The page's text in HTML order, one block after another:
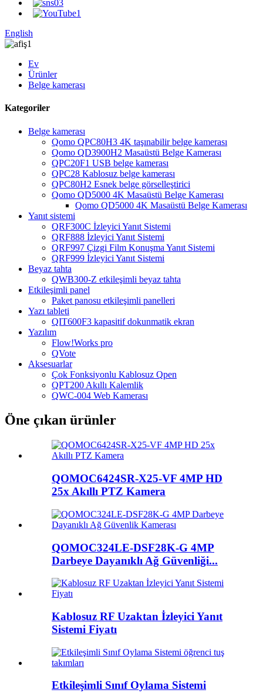
English
Ev
Ürünler
Belge kamerası
Kategoriler
Belge kamerası
Qomo QPC80H3 4K taşınabilir belge kamerası
Qomo QD3900H2 Masaüstü Belge Kamerası
QPC20F1 USB belge kamerası
QPC28 Kablosuz belge kamerası
QPC80H2 Esnek belge görselleştirici
Qomo QD5000 4K Masaüstü Belge Kamerası
Qomo QD5000 4K Masaüstü Belge Kamerası
Yanıt sistemi
QRF300C İzleyici Yanıt Sistemi
QRF888 İzleyici Yanıt Sistemi
QRF997 Çizgi Film Konuşma Yanıt Sistemi
QRF999 İzleyici Yanıt Sistemi
Beyaz tahta
QWB300-Z etkileşimli beyaz tahta
Etkileşimli panel
Paket panosu etkileşimli panelleri
Yazı tableti
QIT600F3 kapasitif dokunmatik ekran
Yazılım
Flow!Works pro
QVote
Aksesuarlar
Çok Fonksiyonlu Kablosuz Qpen
QPT200 Akıllı Kalemlik
QWC-004 Web Kamerası
Öne çıkan ürünler
QOMOC6424SR-X25-VF 4MP HD
25x Akıllı PTZ Kamera
QOMOC324LE-DSF28K-G 4MP
Darbeye Dayanıklı Ağ Güvenliği...
Kablosuz RF Uzaktan İzleyici Yanıt
Sistemi Fiyatı
Etkileşimli Sınıf Oylama Sistemi